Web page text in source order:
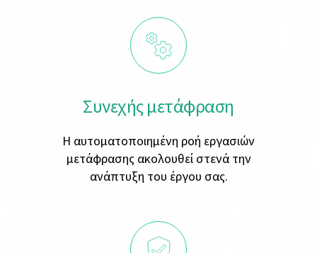
Συνεχής μετάφραση
Η αυτοματοποιημένη ροή εργασιών
μετάφρασης ακολουθεί στενά την
ανάπτυξη του έργου σας.